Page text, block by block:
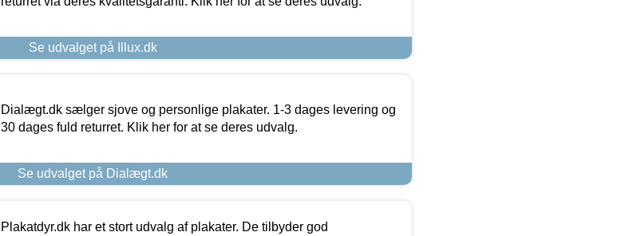
Se udvalget på Illux.dk
Dialægt.dk sælger sjove og personlige plakater. 1-3 dages levering og
30 dages fuld returret. Klik her for at se deres udvalg.
Se udvalget på Dialægt.dk
Plakatdyr.dk har et stort udvalg af plakater. De tilbyder god